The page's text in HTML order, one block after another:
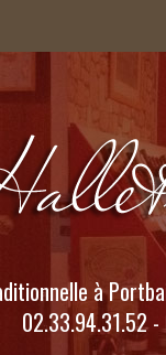
à
02.33.94.31.52 -